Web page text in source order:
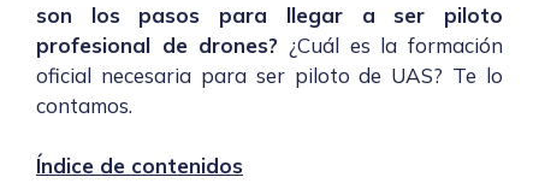
son los pasos para llegar a ser piloto
profesional de drones? ¿Cuál es la formación
oficial necesaria para ser piloto de UAS? Te lo
contamos.
Índice de contenidos